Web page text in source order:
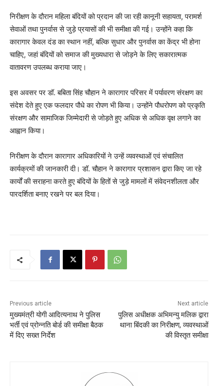
निरीक्षण के दौरान महिला बंदियों को प्रदान की जा रही कानूनी सहायता, परामर्श
सेवाओं तथा पुनर्वास से जुड़े प्रयासों की भी समीक्षा की गई। उन्होंने कहा कि
कारागार केवल दंड का स्थान नहीं, बल्कि सुधार और पुनर्वास का केंद्र भी होना
चाहिए, जहां बंदियों को समाज की मुख्यधारा से जोड़ने के लिए सकारात्मक
वातावरण उपलब्ध कराया जाए।
इस अवसर पर डॉ. बबिता सिंह चौहान ने कारागार परिसर में पर्यावरण संरक्षण का
संदेश देते हुए एक फलदार पौधे का रोपण भी किया। उन्होंने पौधरोपण को प्रकृति
संरक्षण और सामाजिक जिम्मेदारी से जोड़ते हुए अधिक से अधिक वृक्ष लगाने का
आह्वान किया।
निरीक्षण के दौरान कारागार अधिकारियों ने उन्हें व्यवस्थाओं एवं संचालित
कार्यक्रमों की जानकारी दी। डॉ. चौहान ने कारागार प्रशासन द्वारा किए जा रहे
कार्यों की सराहना करते हुए बंदियों के हितों से जुड़े मामलों में संवेदनशीलता और
पारदर्शिता बनाए रखने पर बल दिया।
Previous article
मुख्यमंत्री योगी आदित्यनाथ ने पुलिस
भर्ती एवं प्रोन्नति बोर्ड की समीक्षा बैठक
में दिए सख्त निर्देश
Next article
पुलिस अधीक्षक अभिमन्यु मलिक द्वारा
थाना बिंदकी का निरीक्षण, व्यवस्थाओं
की विस्तृत समीक्षा